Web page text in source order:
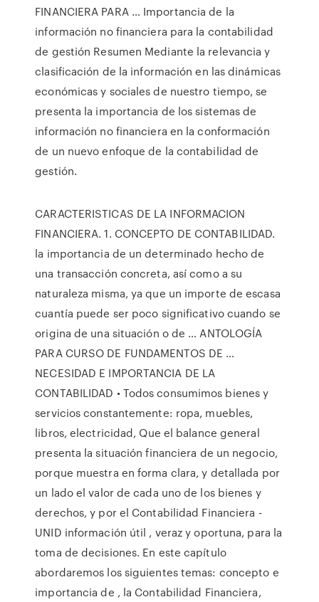
FINANCIERA PARA … Importancia de la
información no financiera para la contabilidad
de gestión Resumen Mediante la relevancia y
clasificación de la información en las dinámicas
económicas y sociales de nuestro tiempo, se
presenta la importancia de los sistemas de
información no financiera en la conformación
de un nuevo enfoque de la contabilidad de
gestión.
CARACTERISTICAS DE LA INFORMACION
FINANCIERA. 1. CONCEPTO DE CONTABILIDAD.
la importancia de un determinado hecho de
una transacción concreta, así como a su
naturaleza misma, ya que un importe de escasa
cuantía puede ser poco significativo cuando se
origina de una situación o de … ANTOLOGÍA
PARA CURSO DE FUNDAMENTOS DE …
NECESIDAD E IMPORTANCIA DE LA
CONTABILIDAD • Todos consumimos bienes y
servicios constantemente: ropa, muebles,
libros, electricidad, Que el balance general
presenta la situación financiera de un negocio,
porque muestra en forma clara, y detallada por
un lado el valor de cada uno de los bienes y
derechos, y por el Contabilidad Financiera -
UNID información útil , veraz y oportuna, para la
toma de decisiones. En este capítulo
abordaremos los siguientes temas: concepto e
importancia de , la Contabilidad Financiera,